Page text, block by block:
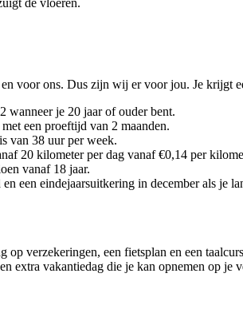
de vloeren.
voor ons. Dus zijn wij er voor jou. Je krijgt
wanneer je 20 jaar of ouder bent.
een proeftijd van 2 maanden.
van 38 uur per week.
20 kilometer per dag vanaf €0,14 per
vanaf 18 jaar.
een eindejaarsuitkering in december als je
op verzekeringen, een fietsplan en een
extra vakantiedag die je kan opnemen op je